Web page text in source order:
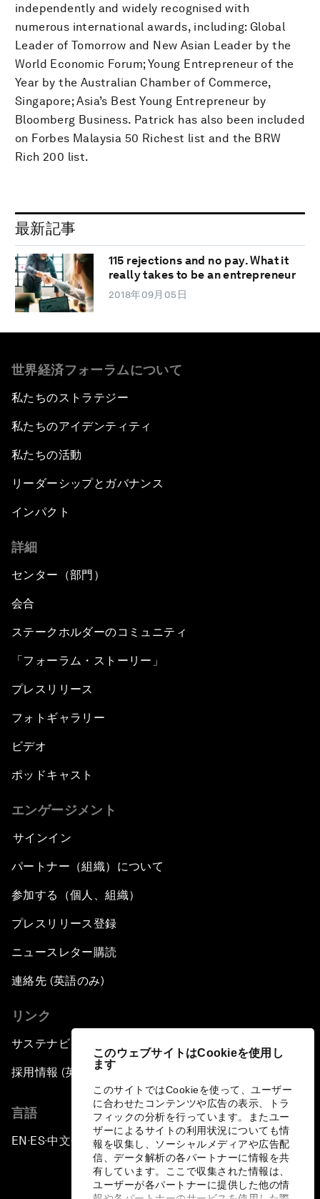
このウェブサイトはCookieを使用し
ます
このサイトではCookieを使って、ユーザー
に合わせたコンテンツや広告の表示、トラ
フィックの分析を行っています。またユー
ザーによるサイトの利用状況についても情
報を収集し、ソーシャルメディアや広告配
信、データ解析の各パートナーに情報を共
有しています。ここで収集された情報は、
ユーザーが各パートナーに提供した他の情
independently and widely recognised with
numerous international awards, including: Global
Leader of Tomorrow and New Asian Leader by the
World Economic Forum; Young Entrepreneur of the
Year by the Australian Chamber of Commerce,
Singapore; Asia’s Best Young Entrepreneur by
Bloomberg Business. Patrick has also been included
on Forbes Malaysia 50 Richest list and the BRW
Rich 200 list.
最新記事
115 rejections and no pay. What it
really takes to be an entrepreneur
2018年09月05日
世界経済フォーラムについて
私たちのストラテジー
私たちのアイデンティティ
私たちの活動
リーダーシップとガバナンス
インパクト
詳細
センター（部門）
会合
ステークホルダーのコミュニティ
「フォーラム・ストーリー」
プレスリリース
フォトギャラリー
ビデオ
ポッドキャスト
エンゲージメント
サインイン
パートナー（組織）について
参加する（個人、組織）
プレスリリース登録
ニュースレター購読
連絡先 (英語のみ)
リンク
サステナビリティへの取り組み
採用情報 (英語のみ)
言語
EN ▪ES▪中文▪ 日本語